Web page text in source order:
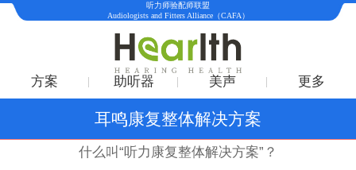
听力师验配师联盟
Audiologists and Fitters Alliance（CAFA）
方案 助听器 美声 更多
耳鸣康复整体解决方案
什么叫“听力康复整体解决方案”？